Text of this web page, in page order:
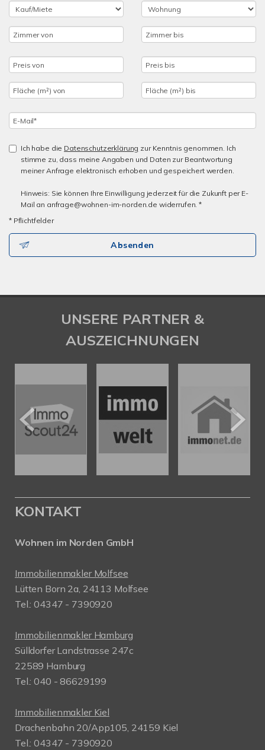
Ich habe die Datenschutzerklärung zur Kenntnis genommen. Ich
stimme zu, dass meine Angaben und Daten zur Beantwortung
meiner Anfrage elektronisch erhoben und gespeichert werden.
Hinweis: Sie können Ihre Einwilligung jederzeit für die Zukunft per E-
Mail an anfrage@wohnen-im-norden.de widerrufen. *
* Pflichtfelder
Absenden
UNSERE PARTNER &
AUSZEICHNUNGEN
KONTAKT
Wohnen im Norden GmbH
Immobilienmakler Molfsee
Lütten Born 2a, 24113 Molfsee
Tel.: 04347 - 7390920
Immobilienmakler Hamburg
Sülldorfer Landstrasse 247c
22589 Hamburg
Tel.: 040 - 86629199
Immobilienmakler Kiel
Drachenbahn 20/App105, 24159 Kiel
Tel.: 04347 - 7390920